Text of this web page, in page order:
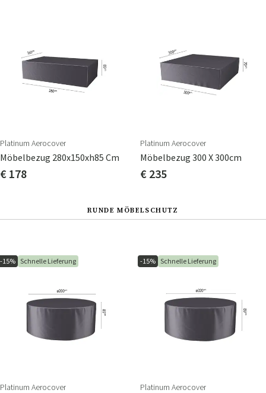
Platinum Aerocover
Möbelbezug 280x150xh85 Cm
€ 178
Platinum Aerocover
Möbelbezug 300 X 300cm
€ 235
RUNDE MÖBELSCHUTZ
-15% Schnelle Lieferung
Platinum Aerocover
-15% Schnelle Lieferung
Platinum Aerocover